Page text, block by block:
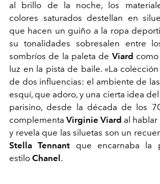
al brillo de la noche, los
colores saturados destellan en
que hacen un guiño a la ropa
su tonalidades sobresalen entre
sombríos de la paleta de Viard
luz en la pista de baile. «La
de dos influencias: el ambiente de
esquí, que adoro, y una cierta idea
parisino, desde la década de los
complementa Virginie Viard al
y revela que las siluetas son un
Stella Tennant que encarnaba la
estilo Chanel.